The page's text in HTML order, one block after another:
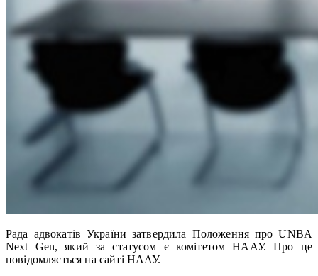
Рада адвокатів України затвердила Положення про UNBA
Next Gen, який за статусом є комітетом НААУ. Про це
повідомляється на сайті НААУ.